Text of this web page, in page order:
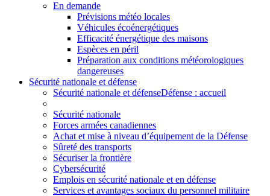
En demande
Prévisions météo locales
Véhicules écoénergétiques
Efficacité énergétique des maisons
Espèces en péril
Préparation aux conditions météorologiques
dangereuses
Sécurité nationale et défense
Sécurité nationale et défenseDéfense : accueil
Sécurité nationale
Forces armées canadiennes
Achat et mise à niveau d’équipement de la Défense
Sûreté des transports
Sécuriser la frontière
Cybersécurité
Emplois en sécurité nationale et en défense
Services et avantages sociaux du personnel militaire